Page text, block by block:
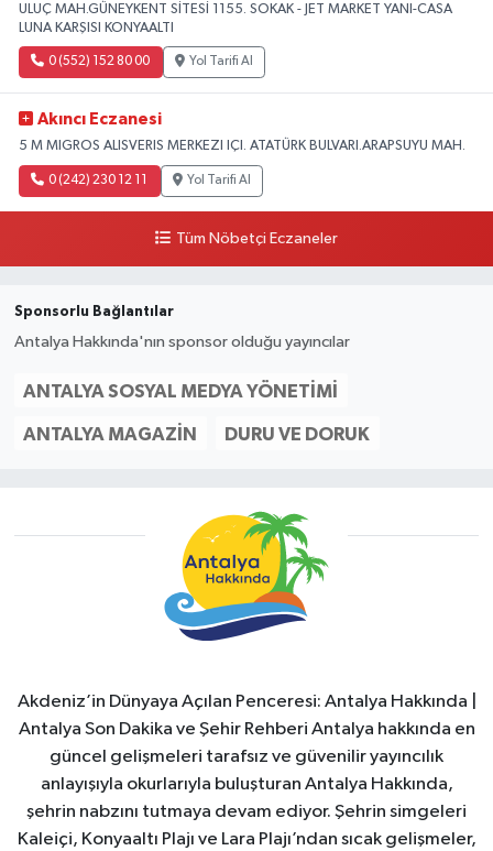
ULUÇ MAH.GÜNEYKENT SİTESİ 1155. SOKAK - JET MARKET YANI-CASA
LUNA KARŞISI KONYAALTI
0 (552) 152 80 00 Yol Tarifi Al
Akıncı Eczanesi
5 M MIGROS ALISVERIS MERKEZI IÇI. ATATÜRK BULVARI.ARAPSUYU MAH.
0 (242) 230 12 11 Yol Tarifi Al
Tüm Nöbetçi Eczaneler
Sponsorlu Bağlantılar
Antalya Hakkında'nın sponsor olduğu yayıncılar
ANTALYA SOSYAL MEDYA YÖNETIMI
ANTALYA MAGAZIN DURU VE DORUK
Akdeniz’in Dünyaya Açılan Penceresi: Antalya Hakkında |
Antalya Son Dakika ve Şehir Rehberi Antalya hakkında en
güncel gelişmeleri tarafsız ve güvenilir yayıncılık
anlayışıyla okurlarıyla buluşturan Antalya Hakkında,
şehrin nabzını tutmaya devam ediyor. Şehrin simgeleri
Kaleiçi, Konyaaltı Plajı ve Lara Plajı’ndan sıcak gelişmeler,